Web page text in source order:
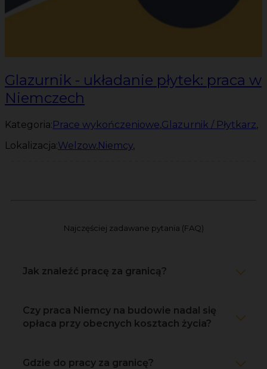
Glazurnik - układanie płytek: praca w
Niemczech
Kategoria:Prace wykończeniowe,Glazurnik / Płytkarz,
Lokalizacja:Welzow,Niemcy,
Najczęściej zadawane pytania (FAQ)
Jak znaleźć pracę za granicą?
Czy praca Niemcy na budowie nadal się
opłaca przy obecnych kosztach życia?
Gdzie do pracy za granicę?